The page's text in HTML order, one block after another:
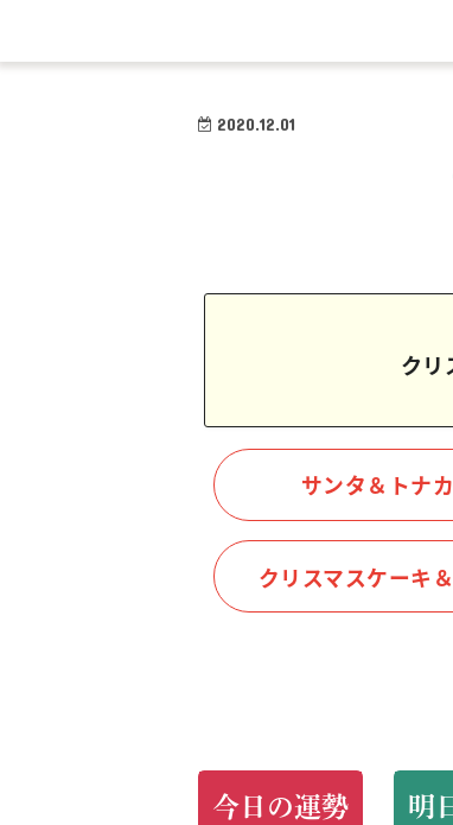
2020.12.01
クリ
サンタ＆トナ
クリスマスケーキ
今日の運勢 明